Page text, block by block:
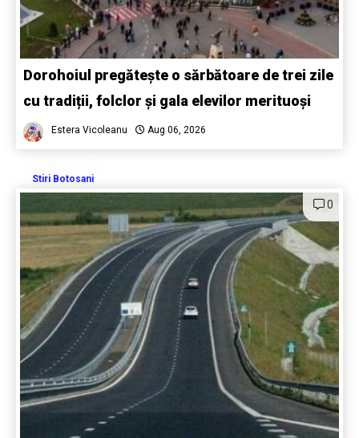
Dorohoiul pregătește o sărbătoare de trei zile
cu tradiții, folclor și gala elevilor merituoși
Estera Vicoleanu Aug 06, 2026
Stiri Botosani
0